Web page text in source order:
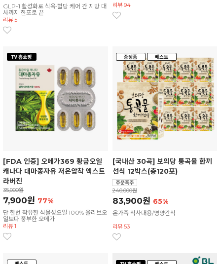
GLP-1 활성화로 식욕·혈당 케어 간 지방 대
사까지 한포로 끝
리뷰 5
리뷰 94
[FDA 인증] 오메가369 황금오일
캐나다 대마종자유 저온압착 엑스트
라버진
35,000원
7,900원 77%
단 한번 착유한 식물성오일 100% 올리브오
일보다 풍부한 오메가
리뷰 1
[국내산 30곡] 보의당 통곡물 한끼
선식 12박스(총120포)
240,000원
83,900원 65%
온가족 식사대용/영양간식
리뷰 53